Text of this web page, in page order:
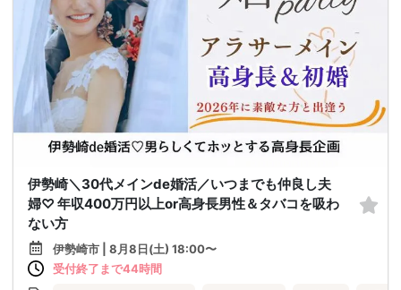
伊勢崎＼30代メインde婚活／いつまでも仲良し夫
婦♡ 年収400万円以上or高身長男性＆タバコを吸わ
ない方
伊勢崎市 | 8月8日(土) 18:00〜
受付終了まで44時間